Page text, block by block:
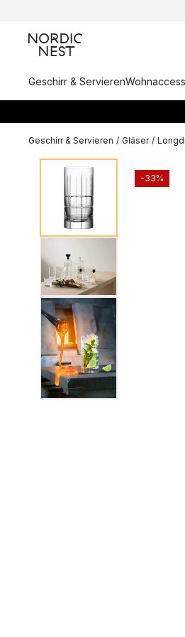
Geschirr & Servieren
Geschirr & Servieren / Gläser /
-33%